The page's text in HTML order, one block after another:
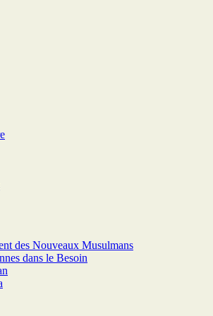
des Nouveaux Musulmans
dans le Besoin